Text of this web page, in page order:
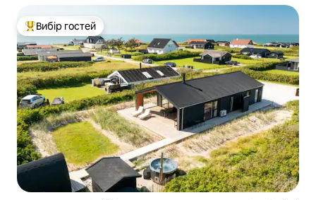
Топ вибір гостей
Вибір гостей